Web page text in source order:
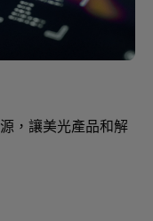
，讓美光產品和解